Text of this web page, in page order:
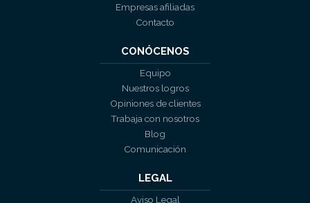
Empresas afiliadas
Contacto
CONÓCENOS
Equipo
Nuestros logros
Opiniones de clientes
Trabaja con nosotros
Blog
Comunicación
LEGAL
Aviso Legal